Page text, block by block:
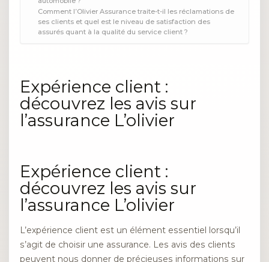
Comment l’Olivier Assurance traite-t-il les réclamations de
ses clients et quel est le niveau de satisfaction des
assurés quant à la qualité du service client ?
Expérience client :
découvrez les avis sur
l’assurance L’olivier
Expérience client :
découvrez les avis sur
l’assurance L’olivier
L’expérience client est un élément essentiel lorsqu’il
s’agit de choisir une assurance. Les avis des clients
peuvent nous donner de précieuses informations sur